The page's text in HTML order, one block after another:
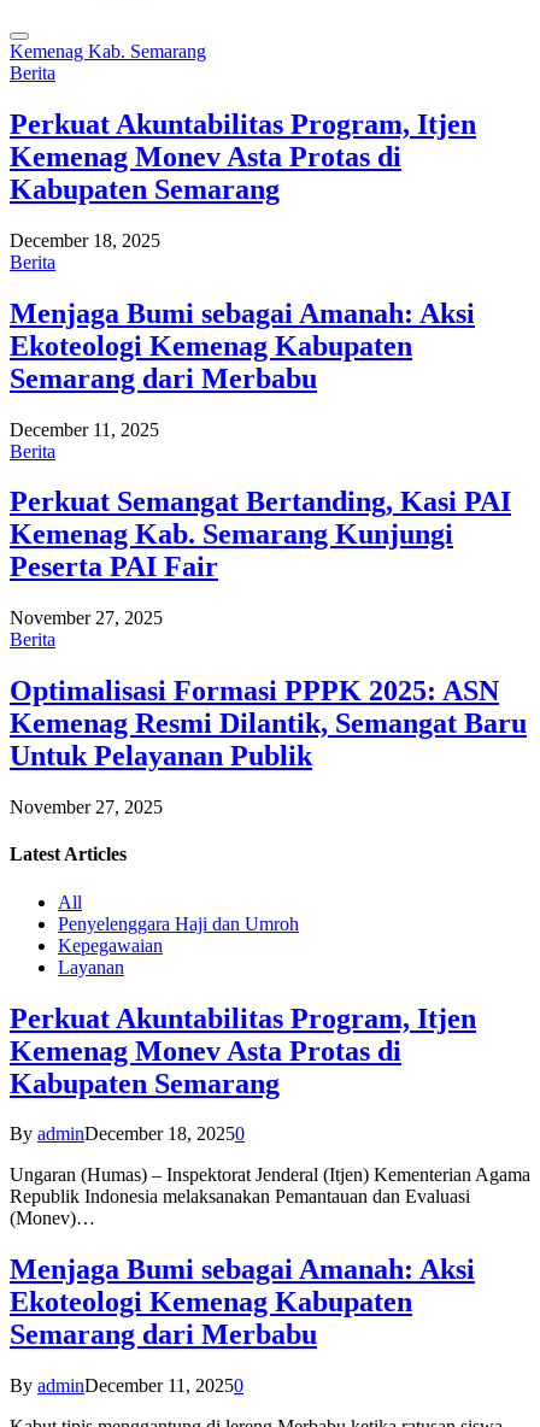
Kemenag Kab. Semarang
Berita
Perkuat Akuntabilitas Program, Itjen
Kemenag Monev Asta Protas di
Kabupaten Semarang
December 18, 2025
Berita
Menjaga Bumi sebagai Amanah: Aksi
Ekoteologi Kemenag Kabupaten
Semarang dari Merbabu
December 11, 2025
Berita
Perkuat Semangat Bertanding, Kasi PAI
Kemenag Kab. Semarang Kunjungi
Peserta PAI Fair
November 27, 2025
Berita
Optimalisasi Formasi PPPK 2025: ASN
Kemenag Resmi Dilantik, Semangat Baru
Untuk Pelayanan Publik
November 27, 2025
Latest Articles
All
Penyelenggara Haji dan Umroh
Kepegawaian
Layanan
Perkuat Akuntabilitas Program, Itjen
Kemenag Monev Asta Protas di
Kabupaten Semarang
By adminDecember 18, 20250
Ungaran (Humas) – Inspektorat Jenderal (Itjen) Kementerian Agama
Republik Indonesia melaksanakan Pemantauan dan Evaluasi
(Monev)…
Menjaga Bumi sebagai Amanah: Aksi
Ekoteologi Kemenag Kabupaten
Semarang dari Merbabu
By adminDecember 11, 20250